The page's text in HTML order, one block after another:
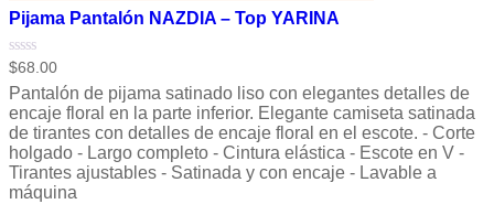
Pijama Pantalón NAZDIA – Top YARINA
Valorado
0
de
5
$68.00
Pantalón de pijama satinado liso con elegantes detalles de
encaje floral en la parte inferior. Elegante camiseta satinada
de tirantes con detalles de encaje floral en el escote. - Corte
holgado - Largo completo - Cintura elástica - Escote en V -
Tirantes ajustables - Satinada y con encaje - Lavable a
máquina